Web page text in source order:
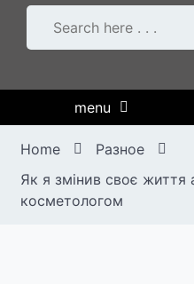
menu
Home
Разное
Як я змінив своє життя
косметологом